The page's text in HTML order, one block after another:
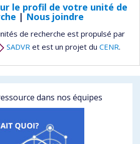
le profil de votre unité de
| Nous joindre
de recherche est propulsé par
SADVR et est un projet du CENR.
dans nos équipes